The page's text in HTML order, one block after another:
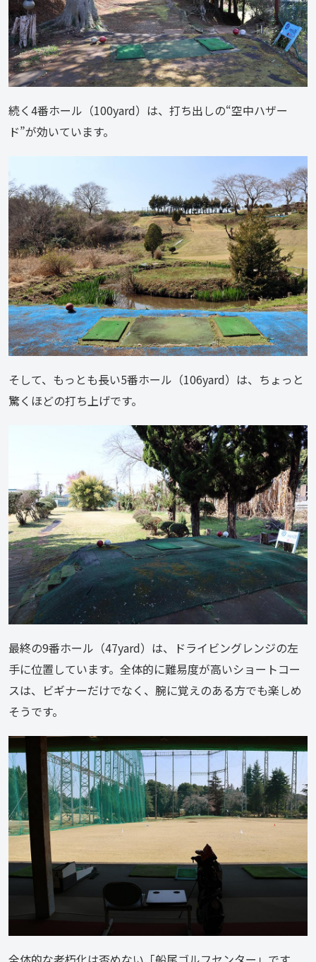
続く4番ホール（100yard）は、打ち出しの“空中ハザー
ド”が効いています。
そして、もっとも長い5番ホール（106yard）は、ちょっと
驚くほどの打ち上げです。
最終の9番ホール（47yard）は、ドライビングレンジの左
手に位置しています。全体的に難易度が高いショートコー
スは、ビギナーだけでなく、腕に覚えのある方でも楽しめ
そうです。